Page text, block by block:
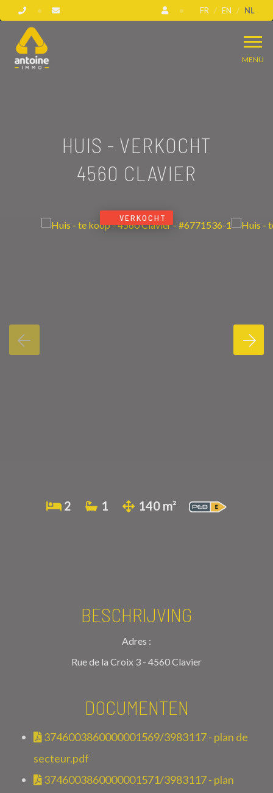
FR EN NL
MENU
HUIS - VERKOCHT
4560 CLAVIER
VERKOCHT
2 1 140 m²
BESCHRIJVING
Adres :
Rue de la Croix 3 - 4560 Clavier
DOCUMENTEN
3746003860000001569/3983117 - plan de
secteur.pdf
3746003860000001571/3983117 - plan